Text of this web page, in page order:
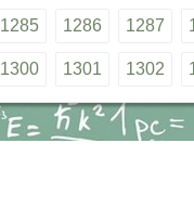
1285 1286 1287
1300 1301 1302